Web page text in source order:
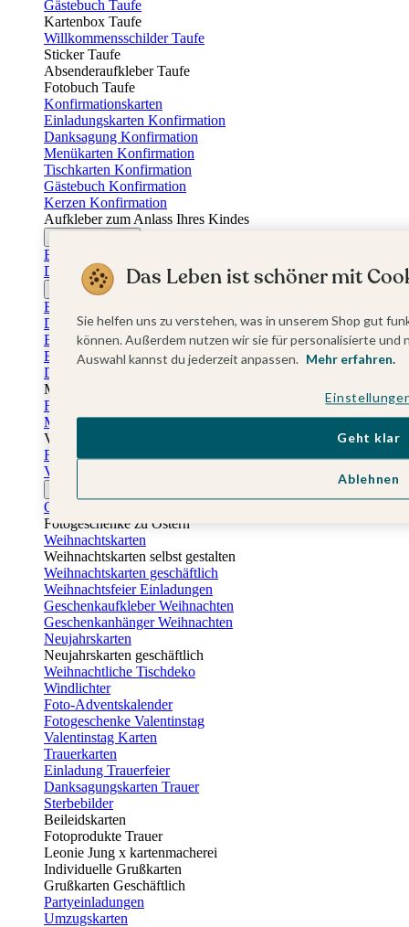
Gästebuch Taufe
Kartenbox Taufe
Willkommensschilder Taufe
Sticker Taufe
Absenderaufkleber Taufe
Fotobuch Taufe
Konfirmationskarten
Einladungskarten Konfirmation
Danksagung Konfirmation
Menükarten Konfirmation
Tischkarten Konfirmation
Gästebuch Konfirmation
Kerzen Konfirmation
Aufkleber zum Anlass Ihres Kindes
Einladungskarten Firmung
Dankeskarten Firmung
Jugendweihekarten
Einladungskarten Jugendweihe
Dankeskarten Jugendweihe
Einschulungskarten
Einladungskarten Einschulung
Danksagung Einschulung
Muttertag
Fotogeschenke Muttertag
Muttertagskarten
Vatertag
Fotogeschenke Vatertag
Vatertagskarten
Osterkarten
Fotogeschenke zu Ostern
Weihnachtskarten
Weihnachtskarten selbst gestalten
Weihnachtskarten geschäftlich
Weihnachtsfeier Einladungen
Geschenkaufkleber Weihnachten
Geschenkanhänger Weihnachten
Neujahrskarten
Neujahrskarten geschäftlich
Weihnachtliche Tischdeko
Windlichter
Foto-Adventskalender
Fotogeschenke Valentinstag
Valentinstag Karten
Trauerkarten
Einladung Trauerfeier
Danksagungskarten Trauer
Sterbebilder
Beileidskarten
Fotoprodukte Trauer
Leonie Jung x kartenmacherei
Individuelle Grußkarten
Grußkarten Geschäftlich
Partyeinladungen
Umzugskarten
Das Leben ist schöner mit
Sie helfen uns zu verstehen, was in unserem Shop gut
können. Außerdem nutzen wir sie für personalisierte
Auswahl kannst du jederzeit anpassen. Mehr erfahren.
Ablehnen
Geht klar